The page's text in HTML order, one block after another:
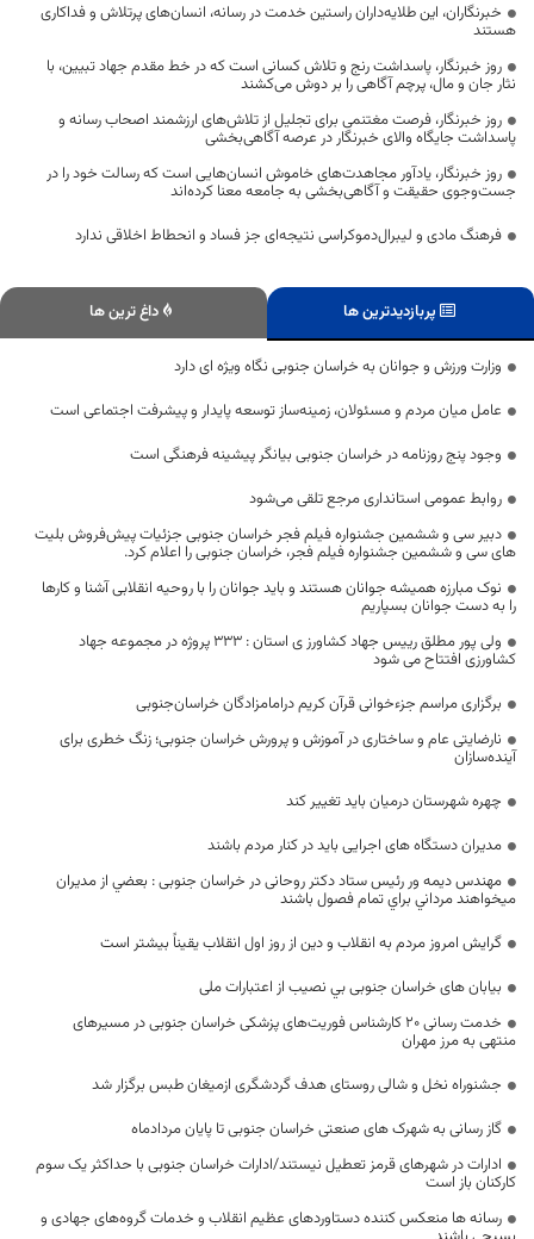
خبرنگاران، این طلایه‌داران راستین خدمت در رسانه، انسان‌های پرتلاش و فداکاری
هستند
روز خبرنگار، پاسداشت رنج و تلاش کسانی است که در خط مقدم جهاد تبیین، با
نثار جان و مال، پرچم آگاهی را بر دوش می‌کشند
روز خبرنگار، فرصت مغتنمی برای تجلیل از تلاش‌های ارزشمند اصحاب رسانه و
پاسداشت جایگاه والای خبرنگار در عرصه آگاهی‌بخشی
روز خبرنگار، یادآور مجاهدت‌های خاموش انسان‌هایی است که رسالت خود را در
جست‌وجوی حقیقت و آگاهی‌بخشی به جامعه معنا کرده‌اند
فرهنگ مادی و لیبرال‌دموکراسی نتیجه‌ای جز فساد و انحطاط اخلاقی ندارد
پربازدیدترین ها داغ ترین ها
وزارت ورزش و جوانان به خراسان جنوبی نگاه ویژه ای دارد
عامل میان مردم و مسئولان، زمینه‌ساز توسعه پایدار و پیشرفت اجتماعی است
وجود پنج روزنامه در خراسان جنوبی بیانگر پیشینه فرهنگی است
روابط عمومی استانداری مرجع تلقی می‌شود
دبیر سی و ششمین جشنواره فیلم فجر خراسان جنوبی جزئیات پیش‌فروش بلیت
های سی و ششمین جشنواره فیلم فجر، خراسان جنوبی را اعلام کرد.
نوک مبارزه همیشه جوانان هستند و باید جوانان را با روحیه انقلابی آشنا و کارها
را به دست جوانان بسپاریم
ولی پور مطلق رییس جهاد کشاورز ی استان : ٣٣٣ پروژه در مجموعه جهاد
کشاورزی افتتاح می شود
برگزاری مراسم جزء‌خوانی قرآن کریم درامامزادگان خراسان‌جنوبی
نارضایتی عام و ساختاری در آموزش و پرورش خراسان جنوبی؛ زنگ خطری برای
آینده‌سازان
چهره شهرستان درمیان باید تغییر کند
مدیران دستگاه های اجرایی باید در کنار مردم باشند
مهندس دیمه ور رئيس ستاد دکتر روحانی در خراسان جنوبی : بعضي از مديران
ميخواهند مرداني براي تمام فصول باشند
گرایش امروز مردم به انقلاب و دین از روز اول انقلاب یقیناً بیشتر است
بیابان های خراسان جنوبی بي نصيب از اعتبارات ملی
خدمت رسانی ۲۰ کارشناس فوریت‌های پزشکی خراسان جنوبی در مسیر‌های
منتهی به مرز مهران
جشنوراه نخل و شالی روستای هدف گردشگری ازمیغان طبس برگزار شد
گاز رسانی به شهرک های صنعتی خراسان جنوبی تا پایان مردادماه
ادارات در شهرهای قرمز تعطیل نیستند/ادارات خراسان جنوبی با حداکثر یک سوم
کارکنان باز است
رسانه ها منعکس کننده دستاوردهای عظیم انقلاب و خدمات گروه‌های جهادی و